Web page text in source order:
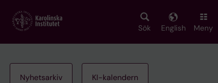
main
Sök English Meny
Nyhetsarkiv KI-kalendern